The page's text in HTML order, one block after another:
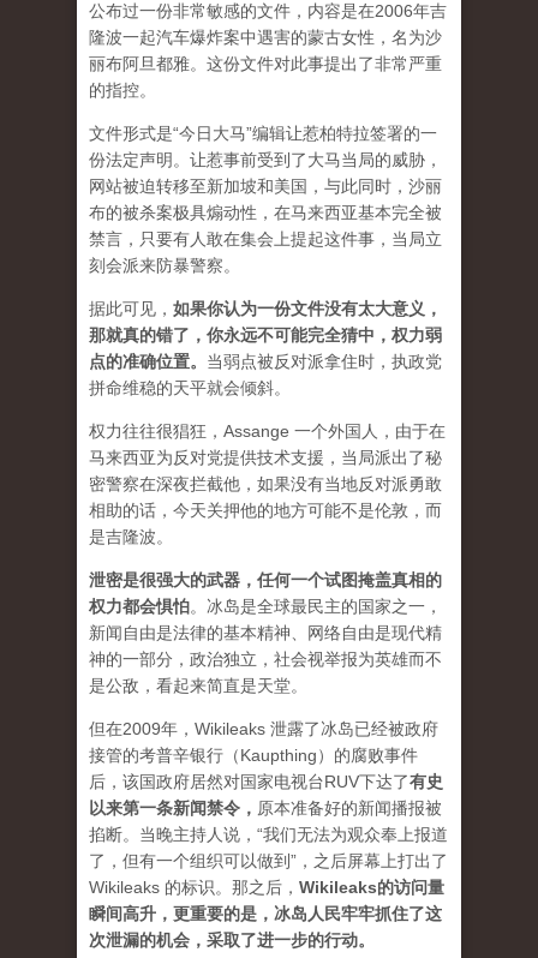
公布过一份非常敏感的文件，内容是在2006年吉
隆波一起汽车爆炸案中遇害的蒙古女性，名为沙
丽布阿旦都雅。这份文件对此事提出了非常严重
的指控。
文件形式是“今日大马”编辑让惹柏特拉签署的一
份法定声明。让惹事前受到了大马当局的威胁，
网站被迫转移至新加坡和美国，与此同时，沙丽
布的被杀案极具煽动性，在马来西亚基本完全被
禁言，只要有人敢在集会上提起这件事，当局立
刻会派来防暴警察。
据此可见， 如果你认为一份文件没有太大意义，
那就真的错了，你永远不可能完全猜中，权力弱
点的准确位置。 当弱点被反对派拿住时，执政党
拼命维稳的天平就会倾斜。
权力往往很猖狂，Assange 一个外国人，由于在
马来西亚为反对党提供技术支援，当局派出了秘
密警察在深夜拦截他，如果没有当地反对派勇敢
相助的话，今天关押他的地方可能不是伦敦，而
是吉隆波。
泄密是很强大的武器，任何一个试图掩盖真相的
权力都会惧怕。 冰岛是全球最民主的国家之一，
新闻自由是法律的基本精神、网络自由是现代精
神的一部分，政治独立，社会视举报为英雄而不
是公敌，看起来简直是天堂。
但在2009年，Wikileaks 泄露了冰岛已经被政府
接管的考普辛银行（Kaupthing）的腐败事件
后，该国政府居然对国家电视台RUV下达了有史
以来第一条新闻禁令 ， 原本准备好的新闻播报被
掐断。当晚主持人说，“我们无法为观众奉上报道
了，但有一个组织可以做到”，之后屏幕上打出了
Wikileaks 的标识。那之后， Wikileaks的访问量
瞬间高升，更重要的是，冰岛人民牢牢抓住了这
次泄漏的机会，采取了进一步的行动。